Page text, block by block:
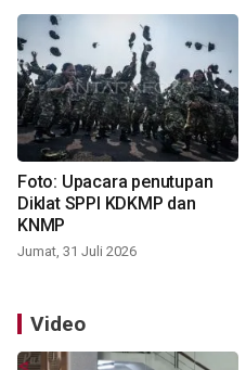
Foto: Upacara penutupan
Diklat SPPI KDKMP dan
KNMP
Jumat, 31 Juli 2026
Video